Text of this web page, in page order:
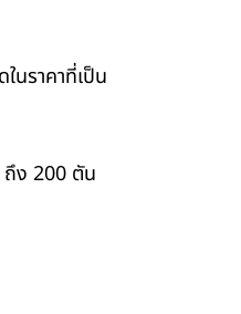
นราคาที่เป็น
ถึง 200 ตัน